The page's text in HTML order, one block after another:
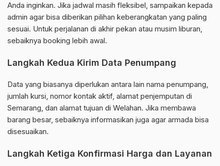
Anda inginkan. Jika jadwal masih fleksibel, sampaikan kepada
admin agar bisa diberikan pilihan keberangkatan yang paling
sesuai. Untuk perjalanan di akhir pekan atau musim liburan,
sebaiknya booking lebih awal.
Langkah Kedua Kirim Data Penumpang
Data yang biasanya diperlukan antara lain nama penumpang,
jumlah kursi, nomor kontak aktif, alamat penjemputan di
Semarang, dan alamat tujuan di Welahan. Jika membawa
barang besar, sebaiknya informasikan juga agar armada bisa
disesuaikan.
Langkah Ketiga Konfirmasi Harga dan Layanan